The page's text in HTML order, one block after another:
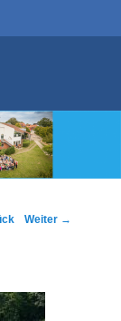
Weiter →